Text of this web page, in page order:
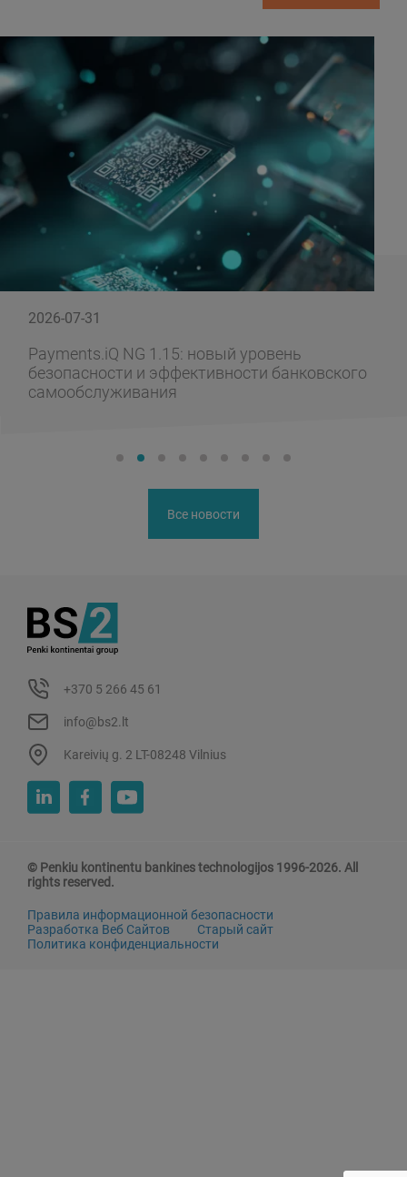
уровень
банковского
Windows 11 — как
инфраструктуру к
Все новости
+370 5 266 45 61
info@bs2.lt
Kareivių g. 2 LT-08248 Vilnius
© Penkiu kontinentu bankines technologijos 1996-2026. All
rights reserved.
Правила информационной безопасности
Разработка Веб Сайтов
Старый сайт
Политика конфиденциальности